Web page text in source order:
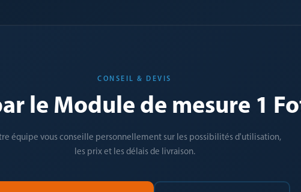
CONSEIL & DEVIS
le Module de mesure 1
équipe vous conseille personnellement sur les possibilités d'utilisation,
les prix et les délais de livraison.